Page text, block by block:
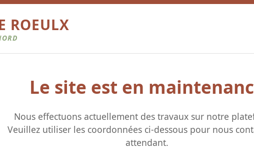
ROEULX
Le site est en
Nous effectuons actuellement des travaux sur notre
Veuillez utiliser les coordonnées ci-dessous pour nous
attendant.